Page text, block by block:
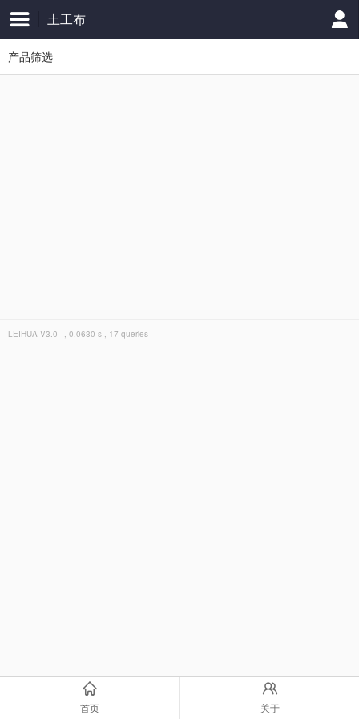
土工布
产品筛选
LEIHUA V3.0 , 0.0630 s , 17 queries
首页 关于